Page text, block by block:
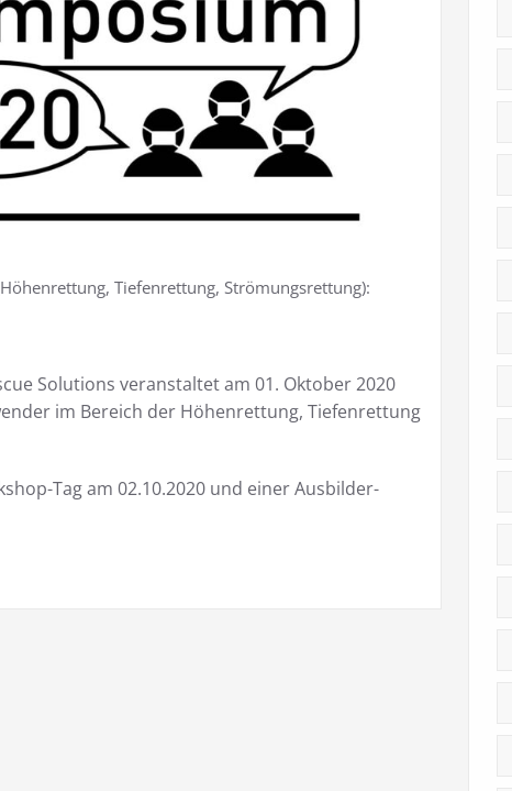
Tiefenrettung, Strömungsrettung):
Solutions veranstaltet am 01. Oktober 2020
im Bereich der Höhenrettung, Tiefenrettung
Tag am 02.10.2020 und einer Ausbilder-